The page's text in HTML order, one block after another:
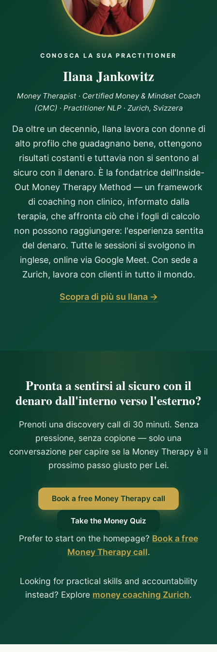
boundaries, and giving myself permission to receive. If
you're ready to break free from old money stories and
step into a life of abundance and self-empowerment, I
CONOSCA LA SUA PRACTITIONER
Ilana Jankowitz
Money Therapist · Certified Money & Mindset Coach
(CMC) · Practitioner NLP · Zurich, Svizzera
Da oltre un decennio, Ilana lavora con donne di
alto profilo che guadagnano bene, ottengono
risultati costanti e tuttavia non si sentono al
sicuro con il denaro. È la fondatrice dell'Inside-
Out Money Therapy Method — un framework
di coaching non clinico, informato dalla
terapia, che affronta ciò che i fogli di calcolo
non possono raggiungere: l'esperienza sentita
del denaro. Tutte le sessioni si svolgono in
inglese, online via Google Meet. Con sede a
Zurich, lavora con clienti in tutto il mondo.
Scopra di più su Ilana →
Pronta a sentirsi al sicuro con il
denaro dall'interno verso l'esterno?
Prenoti una discovery call di 30 minuti. Senza
pressione, senza copione — solo una
conversazione per capire se la Money Therapy è il
prossimo passo giusto per Lei.
Book a free Money Therapy call
Take the Money Quiz
Prefer to start on the homepage? Book a free
Money Therapy call.
Looking for practical skills and accountability
instead? Explore money coaching Zurich.